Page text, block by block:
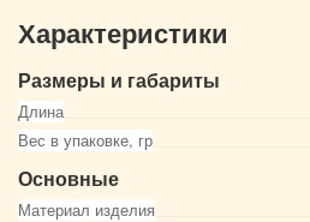
Характеристики
Размеры и габариты
Длина
Вес в упаковке, гр
Основные
Материал изделия